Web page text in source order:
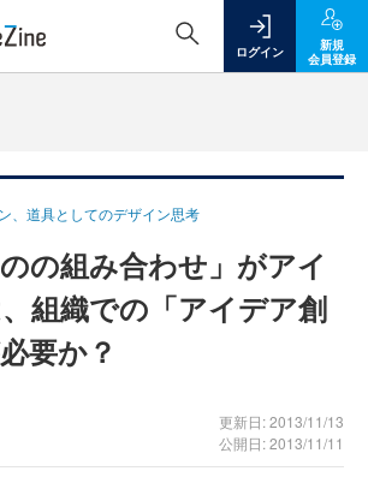
ログイン
新規
会員登録
、道具としてのデザイン思考
のの組み合わせ」がアイ
組織での「アイデア創
要か？
更新日: 2013/11/13
公開日: 2013/11/11